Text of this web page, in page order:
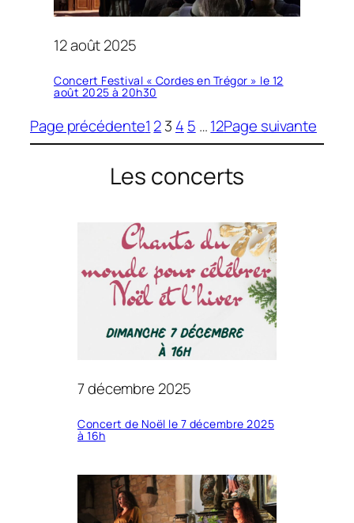
12 août 2025
Concert Festival « Cordes en Trégor » le 12
août 2025 à 20h30
Page précédente1 23 4 5 …12Page suivante
Les concerts
7 décembre 2025
Concert de Noël le 7 décembre 2025
à 16h